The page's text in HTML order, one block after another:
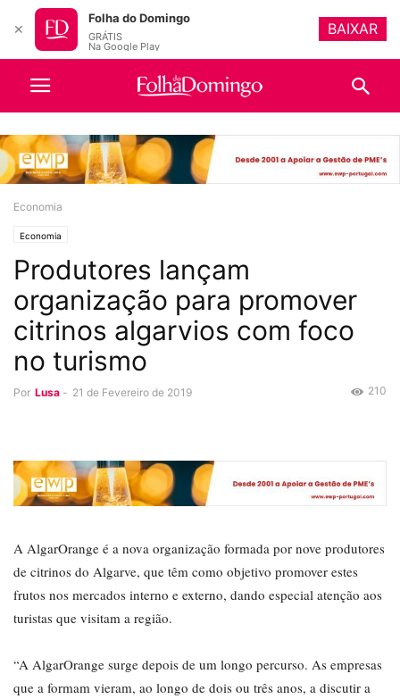
Economia
Economia
Produtores lançam
organização para promover
citrinos algarvios com foco
no turismo
Por Lusa - 21 de Fevereiro de 2019 210
A AlgarOrange é a nova organização formada por nove produtores
de citrinos do Algarve, que têm como objetivo promover estes
frutos nos mercados interno e externo, dando especial atenção aos
turistas que visitam a região.
“A AlgarOrange surge depois de um longo percurso. As empresas
que a formam vieram, ao longo de dois ou três anos, a discutir a
✕
Folha do Domingo
GRÁTIS
Na Google Play
BAIXAR